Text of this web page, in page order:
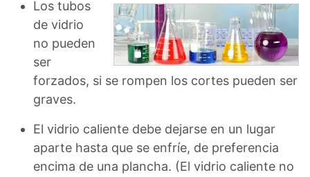
Los tubos
de vidrio
no pueden
ser
forzados, si se rompen los cortes pueden ser
graves.
El vidrio caliente debe dejarse en un lugar
aparte hasta que se enfríe, de preferencia
encima de una plancha. (El vidrio caliente no